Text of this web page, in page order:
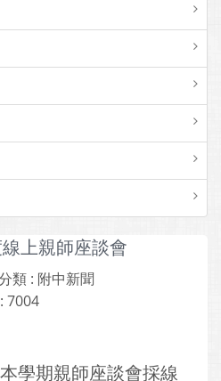
上親師座談會
類 : 附中新聞
7004
學期親師座談會採線